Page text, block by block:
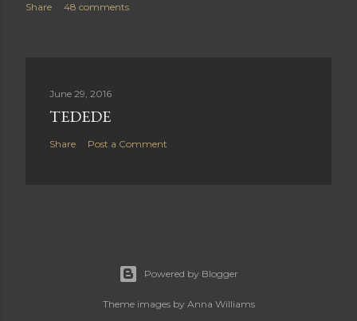
Share 48 comments
June 29, 2016
TEDEDE
Share Post a Comment
Powered by Blogger
Theme images by Anna Williams